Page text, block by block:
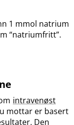
1 mmol natrium
“natriumfritt”.
intravenøst
mottar er basert
Den